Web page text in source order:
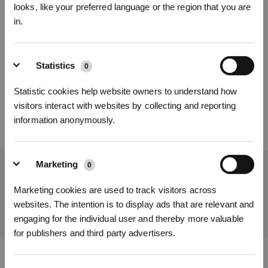
looks, like your preferred language or the region that you are
in.
Statistics 0
Statistic cookies help website owners to understand how
visitors interact with websites by collecting and reporting
information anonymously.
Marketing 0
Marketing cookies are used to track visitors across
websites. The intention is to display ads that are relevant and
engaging for the individual user and thereby more valuable
for publishers and third party advertisers.
sales.
Obtenez les dernières nouvelles d'ECOVACS
SOUMETTRE
Inscrivez-vous et recevez
* Les nouveaux inscrits peuvent utiliser 3000 points pour obtenir une réduction de 30
€ sur leur première commande lorsque le paiement dépasse 1000 €.